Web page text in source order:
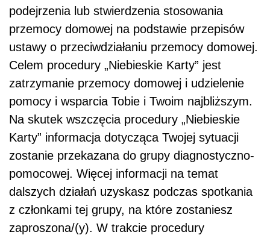
podejrzenia lub stwierdzenia stosowania
przemocy domowej na podstawie przepisów
ustawy o przeciwdziałaniu przemocy domowej.
Celem procedury „Niebieskie Karty” jest
zatrzymanie przemocy domowej i udzielenie
pomocy i wsparcia Tobie i Twoim najbliższym.
Na skutek wszczęcia procedury „Niebieskie
Karty” informacja dotycząca Twojej sytuacji
zostanie przekazana do grupy diagnostyczno-
pomocowej. Więcej informacji na temat
dalszych działań uzyskasz podczas spotkania
z członkami tej grupy, na które zostaniesz
zaproszona/(y). W trakcie procedury